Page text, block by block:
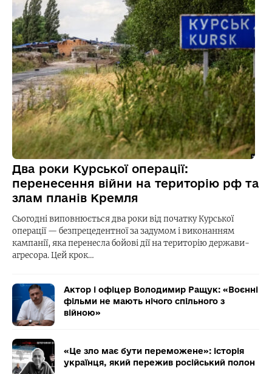
Два роки Курської операції:
перенесення війни на територію рф та
злам планів Кремля
Сьогодні виповнюється два роки від початку Курської
операції — безпрецедентної за задумом і виконанням
кампанії, яка перенесла бойові дії на територію держави-
агресора. Цей крок…
Актор і офіцер Володимир Ращук: «Воєнні
фільми не мають нічого спільного з
війною»
«Це зло має бути переможене»: історія
українця, який пережив російський полон